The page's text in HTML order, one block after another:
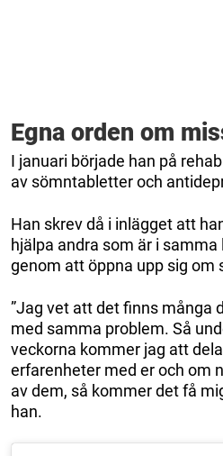
Egna orden om
I januari började han på
av sömntabletter och
Han skrev då i inlägget att
hjälpa andra som är i
genom att öppna upp sig om
”Jag vet att det finns många
med samma problem. Så
veckorna kommer jag att
erfarenheter med er och om
av dem, så kommer det få
han.